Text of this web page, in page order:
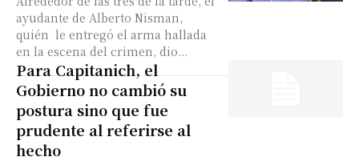
ayudante de Alberto Nisman,
quién le entregó el arma hallada
en la escena del crimen, dio...
Para Capitanich, el
Gobierno no cambió su
postura sino que fue
prudente al referirse al
hecho